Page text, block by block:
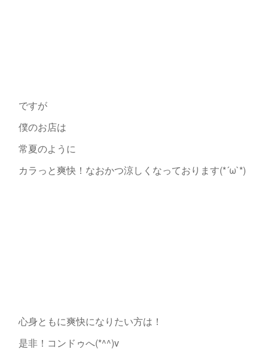
ですが
僕のお店は
常夏のように
カラっと爽快！なおかつ涼しくなっております(*´ω`*)
心身ともに爽快になりたい方は！
是非！コンドゥへ(*^^)v